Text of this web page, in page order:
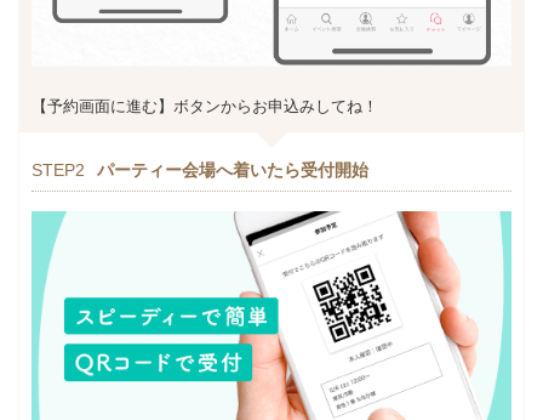
【予約画面に進む】ボタンからお申込みしてね！
STEP2 パーティー会場へ着いたら受付開始